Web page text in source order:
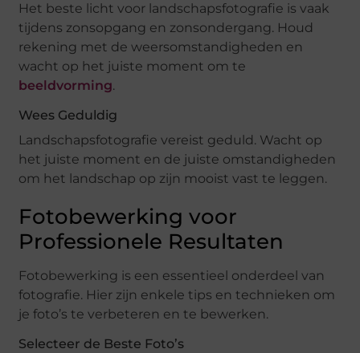
Het beste licht voor landschapsfotografie is vaak
tijdens zonsopgang en zonsondergang. Houd
rekening met de weersomstandigheden en
wacht op het juiste moment om te
beeldvorming.
Wees Geduldig
Landschapsfotografie vereist geduld. Wacht op
het juiste moment en de juiste omstandigheden
om het landschap op zijn mooist vast te leggen.
Fotobewerking voor
Professionele Resultaten
Fotobewerking is een essentieel onderdeel van
fotografie. Hier zijn enkele tips en technieken om
je foto’s te verbeteren en te bewerken.
Selecteer de Beste Foto’s